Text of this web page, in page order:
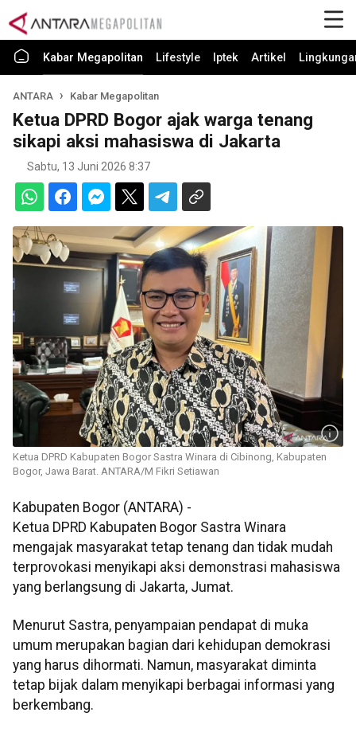
Kabar Megapolitan Lifestyle Iptek Artikel
ANTARA Kabar Megapolitan
Ketua DPRD Bogor ajak warga tenang
sikapi aksi mahasiswa di Jakarta
Sabtu, 13 Juni 2026 8:37
Ketua DPRD Kabupaten Bogor Sastra Winara di Cibinong, Kabupaten
Bogor, Jawa Barat. ANTARA/M Fikri Setiawan
Kabupaten Bogor (ANTARA) -
Ketua DPRD Kabupaten Bogor Sastra Winara
mengajak masyarakat tetap tenang dan tidak mudah
terprovokasi menyikapi aksi demonstrasi mahasiswa
yang berlangsung di Jakarta, Jumat.
Menurut Sastra, penyampaian pendapat di muka
umum merupakan bagian dari kehidupan demokrasi
yang harus dihormati. Namun, masyarakat diminta
tetap bijak dalam menyikapi berbagai informasi yang
berkembang.